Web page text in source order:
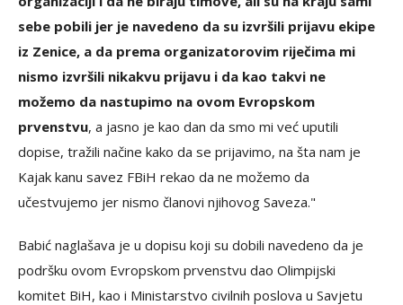
sebe pobili jer je navedeno da su izvršili prijavu ekipe
iz Zenice, a da prema organizatorovim riječima mi
nismo izvršili nikakvu prijavu i da kao takvi ne
možemo da nastupimo na ovom Evropskom
prvenstvu, a jasno je kao dan da smo mi već uputili
dopise, tražili načine kako da se prijavimo, na šta nam je
Kajak kanu savez FBiH rekao da ne možemo da
učestvujemo jer nismo članovi njihovog Saveza."
Babić naglašava je u dopisu koji su dobili navedeno da je
podršku ovom Evropskom prvenstvu dao Olimpijski
komitet BiH, kao i Ministarstvo civilnih poslova u Savjetu